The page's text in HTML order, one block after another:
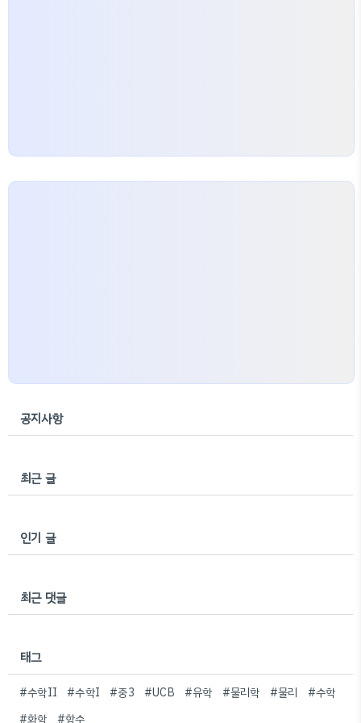
공지사항
최근 글
인기 글
최근 댓글
태그
#수학II #수학I #중3 #UCB #유학 #물리학 #물리
#수학
#화학
#함수